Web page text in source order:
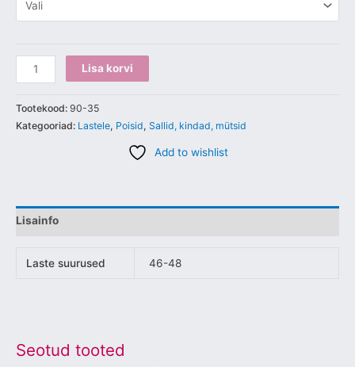
Lisa korvi
Tootekood: 90-35
Kategooriad: Lastele, Poisid, Sallid, kindad, mütsid
Add to wishlist
Lisainfo
Laste suurused 46-48
Seotud tooted